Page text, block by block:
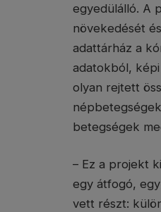
egyedülálló. A
növekedését
adattárház a
adatokból,
olyan rejtett
betegségek
– Ez a projekt
egy átfogó,
vett részt: